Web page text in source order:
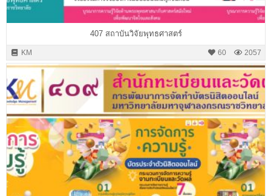
407 สถาบันวิจัยพุทธศาสตร์
KM 2057
60